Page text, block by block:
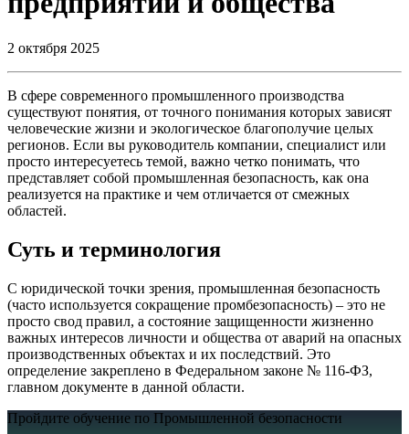
2 октября 2025
В сфере современного промышленного производства
существуют понятия, от точного понимания которых зависят
человеческие жизни и экологическое благополучие целых
регионов. Если вы руководитель компании, специалист или
просто интересуетесь темой, важно четко понимать, что
представляет собой промышленная безопасность, как она
реализуется на практике и чем отличается от смежных
областей.
Суть и терминология
С юридической точки зрения, промышленная безопасность
(часто используется сокращение промбезопасность) – это не
просто свод правил, а состояние защищенности жизненно
важных интересов личности и общества от аварий на опасных
производственных объектах и их последствий. Это
определение закреплено в Федеральном законе № 116-ФЗ,
главном документе в данной области.
Пройдите обучение по Промышленной безопасности